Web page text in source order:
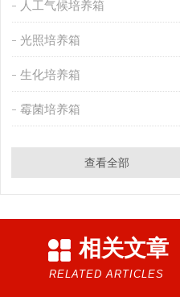
人工气候培养箱
光照培养箱
生化培养箱
霉菌培养箱
查看全部
相关文章
RELATED ARTICLES